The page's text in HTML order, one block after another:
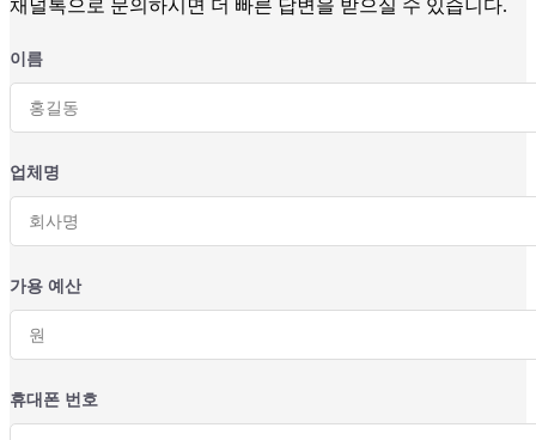
채널톡으로 문의하시면 더 빠른 답변을 받으실 수 있습니다.
이름
업체명
가용 예산
휴대폰 번호